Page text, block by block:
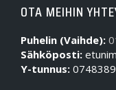
OTA MEIHIN
Puhelin (Vaihde):
Sähköposti:
Y-tunnus: